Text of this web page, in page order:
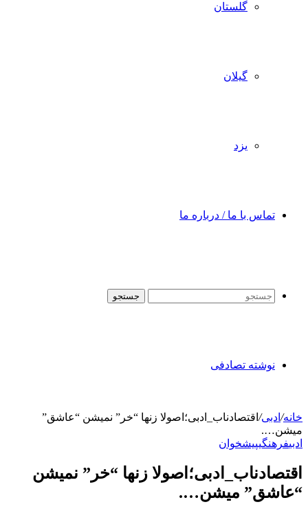
گلستان
گیلان
یزد
تماس با ما / درباره ما
جستجو
نوشته تصادفی
خانه/ ادبی/ اقتصادناب_ادبی؛اصولا زنها “خر” نمیشن “عاشق”
میشن….
ادبیفرهنگیپیشخوان
اقتصادناب_ادبی؛اصولا زنها “خر” نمیشن
“عاشق” میشن….